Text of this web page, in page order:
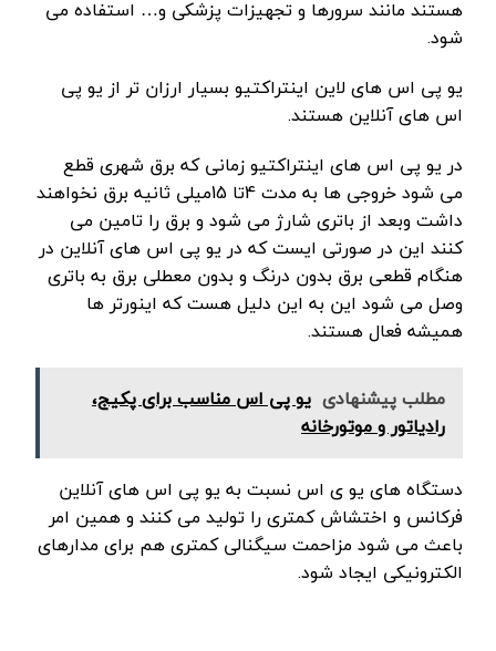
هستند مانند سرورها و تجهیزات پزشکی و… استفاده می
شود.
یو پی اس های لاین اینتراکتیو بسیار ارزان تر از یو پی
اس های آنلاین هستند.
در یو پی اس های اینتراکتیو زمانی که برق شهری قطع
می شود خروجی ها به مدت 4تا 15میلی ثانیه برق نخواهند
داشت وبعد از باتری شارژ می شود و برق را تامین می
کنند این در صورتی ایست که در یو پی اس های آنلاین در
هنگام قطعی برق بدون درنگ و بدون معطلی برق به باتری
وصل می شود این به این دلیل هست که اینورتر ها
همیشه فعال هستند.
مطلب پیشنهادی یو پی اس مناسب برای پکیج،
رادیاتور و موتورخانه
دستگاه های یو ی اس نسبت به یو پی اس های آنلاین
فرکانس و اختشاش کمتری را تولید می کنند و همین امر
باعث می شود مزاحمت سیگنالی کمتری هم برای مدارهای
الکترونیکی ایجاد شود.